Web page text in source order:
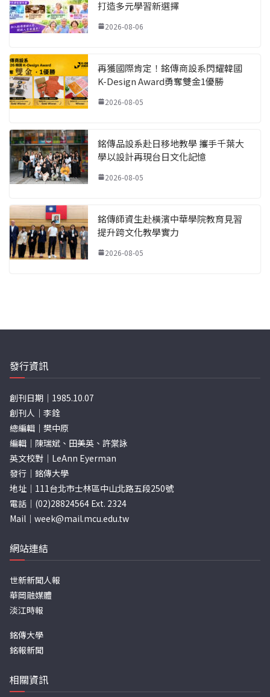
打造多元學習新選擇
2026-08-06
再獲國際肯定！銘傳商設系閃耀韓國
K-Design Award勇奪雙金1優勝
2026-08-05
銘傳品設系赴日移地教學 攜手千葉大
學以設計再現台日文化記憶
2026-08-05
銘傳師資生赴橫濱中華學院教育見習
提升跨文化教學實力
2026-08-05
發行資訊
創刊日期｜1985.10.07
創刊人｜李銓
總編輯｜樊中原
編輯｜陳瑞斌、田美英、許棠詠
英文校對｜LeAnn Eyerman
發行｜銘傳大學
地址｜111台北市士林區中山北路五段250號
電話｜(02)28824564 Ext. 2324
Mail｜ week@mail.mcu.edu.tw
網站連結
世新新聞人報
華岡融媒體
淡江時報
銘傳大學
銘報新聞
相關資訊